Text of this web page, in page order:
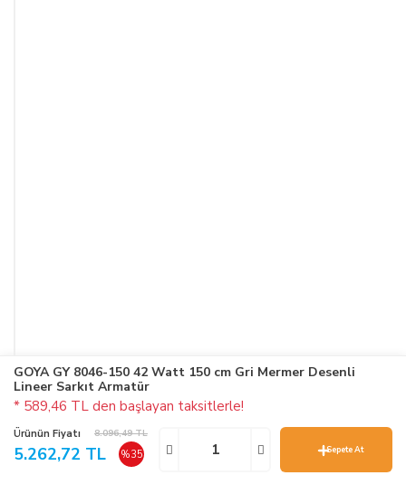
GOYA GY 8046-150 42 Watt 150 cm Gri Mermer Desenli
Lineer Sarkıt Armatür
* 589,46 TL den başlayan taksitlerle!
Ürünün Fiyatı 8.096,49 TL
5.262,72 TL %35 Sepete At